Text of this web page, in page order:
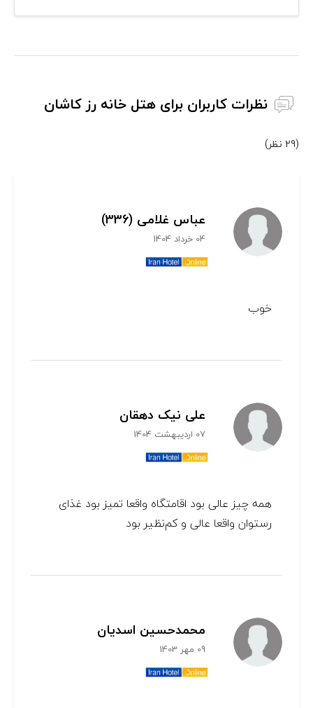
نظرات کاربران برای هتل خانه رز کاشان
(29 نظر)
عباس غلامی (336)
04 خرداد 1404
خوب
علی نیک دهقان
07 اردیبهشت 1404
همه چیز عالی بود اقامتگاه واقعا تمیز بود غذای
رستوان واقعا عالی و کم‌نظیر بود
محمدحسین اسدیان
09 مهر 1403